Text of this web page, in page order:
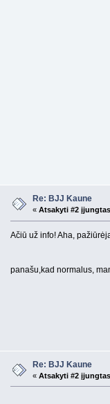
Re: BJJ Kaune
«Atsakyti #2
Ačiū už info! Aha,
panašu,kad normalus,
Re: BJJ Kaune
«Atsakyti #2